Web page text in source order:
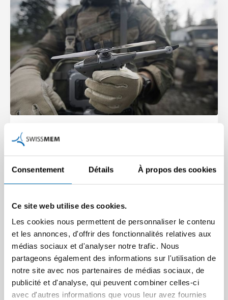
Consentement Détails À propos des cookies
Ce site web utilise des cookies.
Les cookies nous permettent de personnaliser le contenu
et les annonces, d'offrir des fonctionnalités relatives aux
médias sociaux et d'analyser notre trafic. Nous
partageons également des informations sur l'utilisation de
notre site avec nos partenaires de médias sociaux, de
publicité et d'analyse, qui peuvent combiner celles-ci
avec d'autres informations que vous leur avez fournies
l’industrie
de guerre, permettant ainsi la…
Article | 04.12.2025